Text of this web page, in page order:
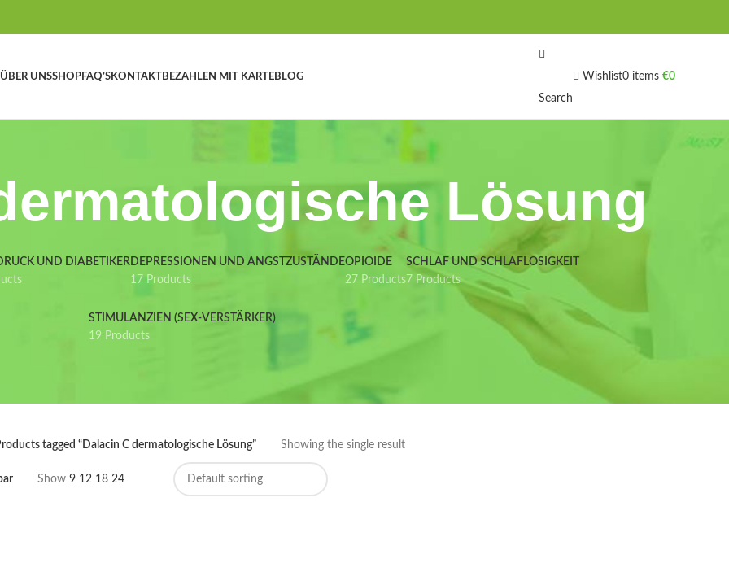
ÜBER UNSSHOPFAQ’SKONTAKTBEZAHLEN MIT KARTEBLOG
Search
Wishlist0 items €0
Lösung
UND DIABETIKERDEPRESSIONEN UND ANGSTZUSTÄNDE
17 Products
OPIOIDE
27 Products
SCHLAF UND SCHLAFLOSIGKEIT
7 Products
STIMULANZIEN (SEX-VERSTÄRKER)
19 Products
tagged “Dalacin C dermatologische Lösung” Showing the single result
Show 9 12 18 24